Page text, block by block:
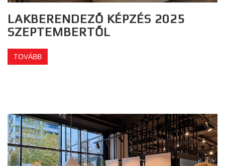
LAKBERENDEZŐ KÉPZÉS 2025
SZEPTEMBERTŐL
TOVÁBB